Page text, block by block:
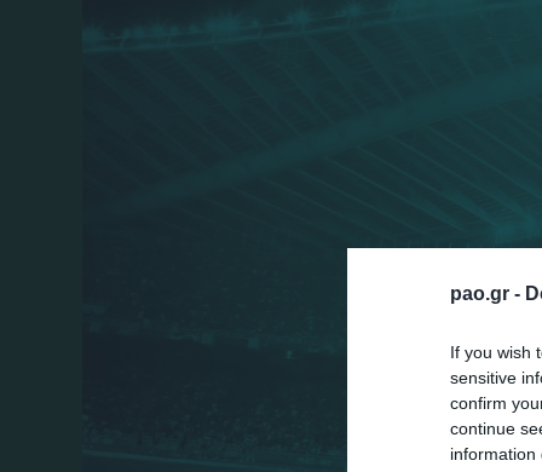
pao.gr -
If you wish
sensitive
confirm
continue
information